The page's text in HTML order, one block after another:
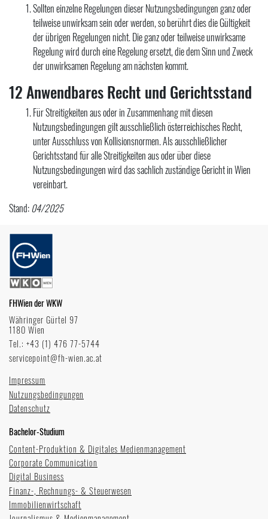
Sollten einzelne Regelungen dieser Nutzungsbedingungen ganz oder
teilweise unwirksam sein oder werden, so berührt dies die Gültigkeit
der übrigen Regelungen nicht. Die ganz oder teilweise unwirksame
Regelung wird durch eine Regelung ersetzt, die dem Sinn und Zweck
der unwirksamen Regelung am nächsten kommt.
12 Anwendbares Recht und Gerichtsstand
Für Streitigkeiten aus oder in Zusammenhang mit diesen
Nutzungsbedingungen gilt ausschließlich österreichisches Recht,
unter Ausschluss von Kollisionsnormen. Als ausschließlicher
Gerichtsstand für alle Streitigkeiten aus oder über diese
Nutzungsbedingungen wird das sachlich zuständige Gericht in Wien
vereinbart.
Stand:04/2025
FHWien der WKW
Währinger Gürtel 97
1180 Wien
Tel.: +43 (1) 476 77-5744
servicepoint@fh-wien.ac.at
Impressum
Nutzungsbedingungen
Datenschutz
Bachelor-Studium
Content-Produktion & Digitales Medienmanagement
Corporate Communication
Digital Business
Finanz-, Rechnungs- & Steuerwesen
Immobilienwirtschaft